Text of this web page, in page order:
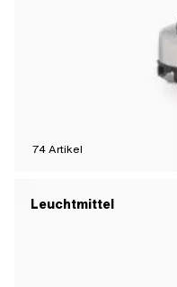
74Artikel
Leuchtmittel